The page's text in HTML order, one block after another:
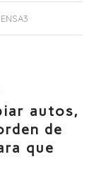
autos,
de
que